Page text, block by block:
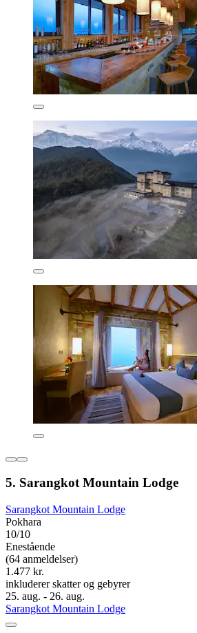
5. Sarangkot Mountain Lodge
Sarangkot Mountain Lodge
Pokhara
10/10
Enestående
(64 anmeldelser)
1.477 kr.
inkluderer skatter og gebyrer
25. aug. - 26. aug.
Sarangkot Mountain Lodge